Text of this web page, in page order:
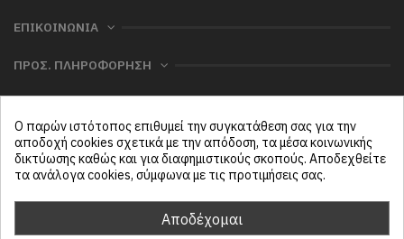
ΕΠΙΚΟΙΝΩΝΙΑ
ΠΡΟΣ. ΠΛΗΡΟΦΟΡΗΣΗ
ΜΕΝΟΥ
Follow us
Ο παρών ιστότοπος επιθυμεί την συγκατάθεση σας για την
αποδοχή cookies σχετικά με την απόδοση, τα μέσα κοινωνικής
δικτύωσης καθώς και για διαφημιστικούς σκοπούς. Αποδεχθείτε
τα ανάλογα cookies, σύμφωνα με τις προτιμήσεις σας.
Αποδέχομαι